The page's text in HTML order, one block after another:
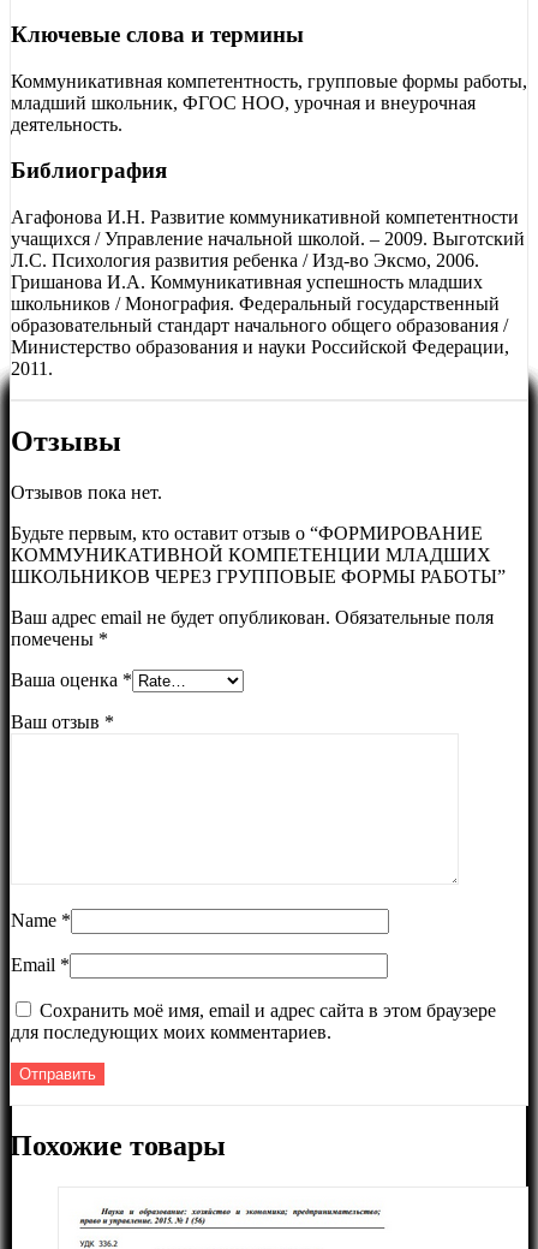
Ключевые слова и термины
Коммуникативная компетентность, групповые формы работы,
младший школьник, ФГОС НОО, урочная и внеурочная
деятельность.
Библиография
Агафонова И.Н. Развитие коммуникативной компетентности
учащихся / Управление начальной школой. – 2009. Выготский
Л.С. Психология развития ребенка / Изд-во Эксмо, 2006.
Гришанова И.А. Коммуникативная успешность младших
школьников / Монография. Федеральный государственный
образовательный стандарт начального общего образования /
Министерство образования и науки Российской Федерации,
2011.
Отзывы
Отзывов пока нет.
Будьте первым, кто оставит отзыв о “ФОРМИРОВАНИЕ
КОММУНИКАТИВНОЙ КОМПЕТЕНЦИИ МЛАДШИХ
ШКОЛЬНИКОВ ЧЕРЕЗ ГРУППОВЫЕ ФОРМЫ РАБОТЫ”
Ваш адрес email не будет опубликован. Обязательные поля
помечены *
Ваша оценка *
Ваш отзыв *
Name *
Email *
Сохранить моё имя, email и адрес сайта в этом браузере
для последующих моих комментариев.
Похожие товары